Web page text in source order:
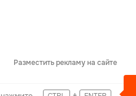
Разместить рекламу на сайте